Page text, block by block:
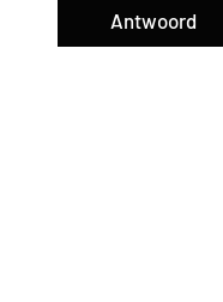
Antwoord